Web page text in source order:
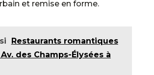
et remise en forme.
Restaurants romantiques
des Champs-Élysées à